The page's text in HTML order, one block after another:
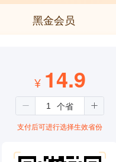
黑金会员
¥ 14.9
支付后可进行选择生效省份